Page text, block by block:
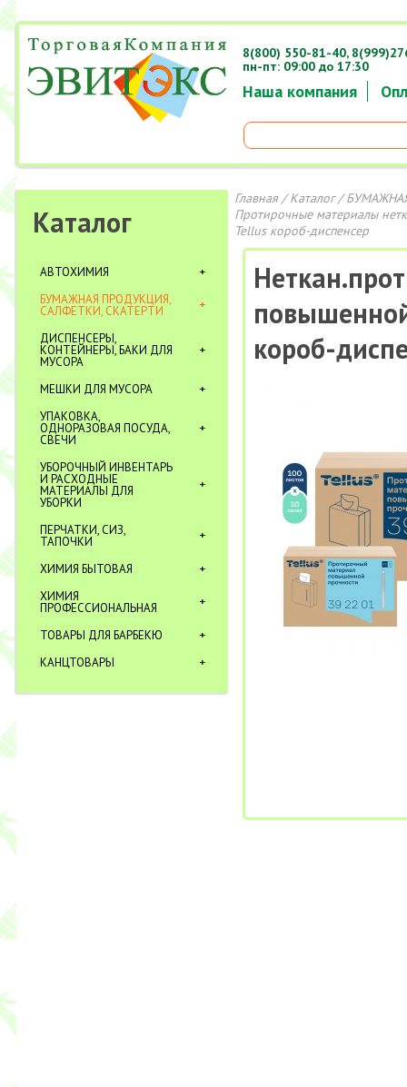
Наша компания
8(800) 550-81-40,
пн-пт: 09:00 до 17:30
Каталог
АВТОХИМИЯ
БУМАЖНАЯ ПРОДУКЦИЯ,
САЛФЕТКИ, СКАТЕРТИ
ДИСПЕНСЕРЫ,
КОНТЕЙНЕРЫ, БАКИ ДЛЯ
МУСОРА
МЕШКИ ДЛЯ МУСОРА
УПАКОВКА,
ОДНОРАЗОВАЯ ПОСУДА,
СВЕЧИ
УБОРОЧНЫЙ ИНВЕНТАРЬ
И РАСХОДНЫЕ
МАТЕРИАЛЫ ДЛЯ
УБОРКИ
ПЕРЧАТКИ, СИЗ,
ТАПОЧКИ
ХИМИЯ БЫТОВАЯ
ХИМИЯ
ПРОФЕССИОНАЛЬНАЯ
ТОВАРЫ ДЛЯ БАРБЕКЮ
КАНЦТОВАРЫ
Главная/Каталог/
Протирочные материалы
Tellus короб-диспенсер
короб-